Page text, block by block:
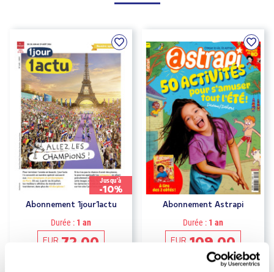
Jusqu'à
-10%
Abonnement 1jour1actu
Durée : 1 an
EUR 72.00
Abonnement Astrapi
Durée : 1 an
EUR 109.00
Prix kiosque